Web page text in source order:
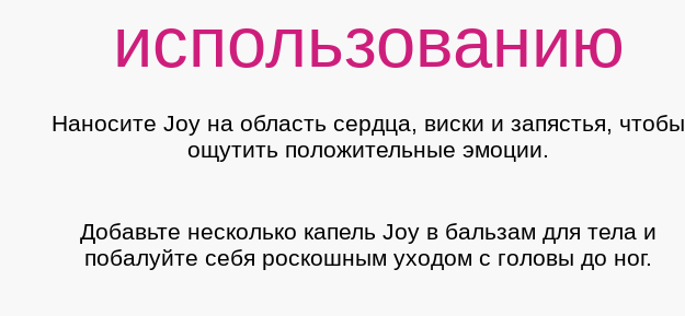
использованию
Наносите Joy на область сердца, виски и запястья, чтобы
ощутить положительные эмоции.
Добавьте несколько капель Joy в бальзам для тела и
побалуйте себя роскошным уходом с головы до ног.